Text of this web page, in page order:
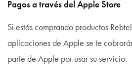
Pagos a través del Apple Store
Si estás comprando productos
aplicaciones de Apple se te
parte de Apple por usar su servicio.